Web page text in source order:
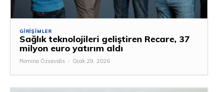
GIRIŞIMLER
Sağlık teknolojileri geliştiren Recare, 37
milyon euro yatırım aldı
Romina Özsavidis - Ocak 29, 2026